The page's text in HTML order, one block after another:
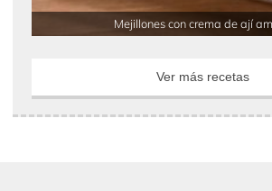
Mejillones con crema de ají
Ver más recetas